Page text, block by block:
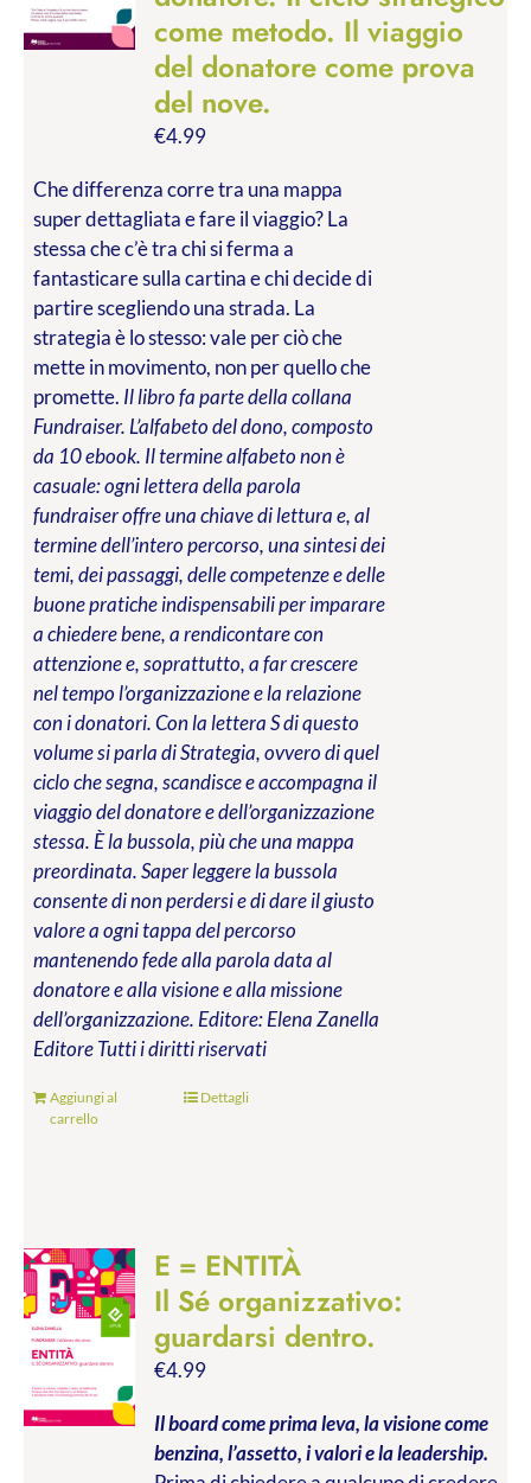
come metodo. Il viaggio
del donatore come prova
del nove.
€4.99
Che differenza corre tra una mappa
super dettagliata e fare il viaggio? La
stessa che c’è tra chi si ferma a
fantasticare sulla cartina e chi decide di
partire scegliendo una strada. La
strategia è lo stesso: vale per ciò che
mette in movimento, non per quello che
promette. Il libro fa parte della collana
Fundraiser. L’alfabeto del dono, composto
da 10 ebook. Il termine alfabeto non è
casuale: ogni lettera della parola
fundraiser offre una chiave di lettura e, al
termine dell’intero percorso, una sintesi dei
temi, dei passaggi, delle competenze e delle
buone pratiche indispensabili per imparare
a chiedere bene, a rendicontare con
attenzione e, soprattutto, a far crescere
nel tempo l’organizzazione e la relazione
con i donatori. Con la lettera S di questo
volume si parla di Strategia, ovvero di quel
ciclo che segna, scandisce e accompagna il
viaggio del donatore e dell’organizzazione
stessa. È la bussola, più che una mappa
preordinata. Saper leggere la bussola
consente di non perdersi e di dare il giusto
valore a ogni tappa del percorso
mantenendo fede alla parola data al
donatore e alla visione e alla missione
dell’organizzazione. Editore: Elena Zanella
EditoreTutti i diritti riservati
Aggiungi al
carrello
Dettagli
E = ENTITÀ
Il Sé organizzativo:
guardarsi dentro.
€4.99
Il board come prima leva, la visione come
benzina, l’assetto, i valori e la leadership.